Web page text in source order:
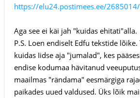
https://elu24.postimees.ee/
Aga see ei käi jah "kuidas ehitati"alla.
P.S. Loen endiselt Edfu tekstide
kuidas Iidse aja "jumalad", kes
endise kodumaa hävitanud
maailmas "rändama" eesmärgiga
paikades uued valdused. Üks lõik